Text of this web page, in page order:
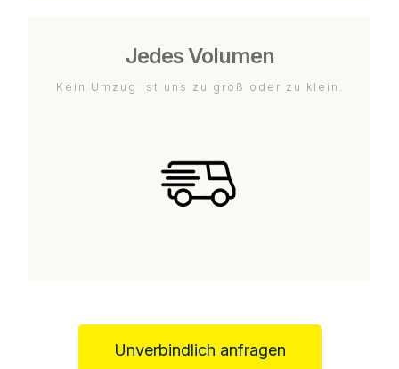
Jedes Volumen
Kein Umzug ist uns zu groß oder zu klein.
Unverbindlich anfragen